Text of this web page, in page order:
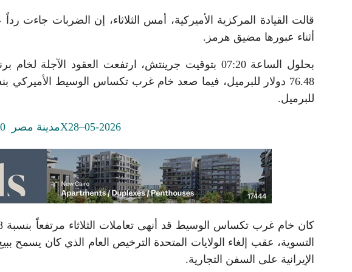
قالت القيادة المركزية الأميركية، أمس الثلاثاء، إن الضربات جاءت
أثناء عبورها مضيق هرمز.
للبرميل.
التسوية، عقب إلغاء الولايات المتحدة الترخيص العام الذي كان يسمح
الإيرانية على السفن التجارية.